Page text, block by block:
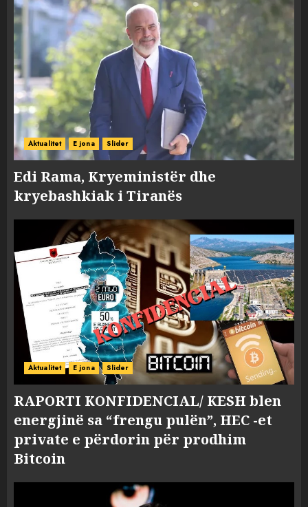
Aktualitet E jona Slider
Edi Rama, Kryeministër dhe
kryebashkiak i Tiranës
Aktualitet E jona Slider
RAPORTI KONFIDENCIAL/ KESH blen
energjinë sa “frengu pulën”, HEC -et
private e përdorin për prodhim
Bitcoin